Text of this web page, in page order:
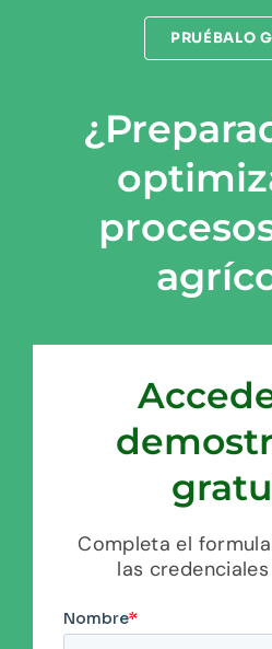
PRUÉBALO
Completa el
las